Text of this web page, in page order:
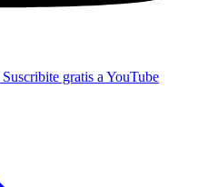
Suscribite gratis a YouTube